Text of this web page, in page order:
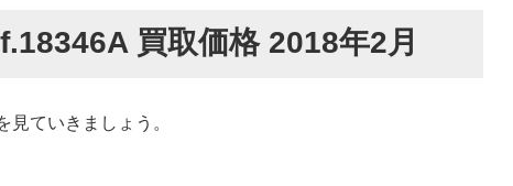
買取価格 2018年2月
ていきましょう。